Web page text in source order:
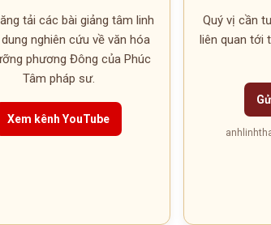
tải các bài giảng tâm linh
nghiên cứu về văn hóa
phương Đông của Phúc
Tâm pháp sư.
Xem kênh YouTube
Quý vị cần
liên quan tới